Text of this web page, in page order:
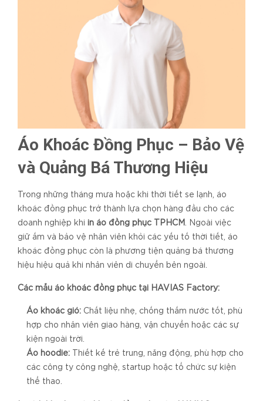
Áo Khoác Đồng Phục – Bảo Vệ
và Quảng Bá Thương Hiệu
Trong những tháng mưa hoặc khi thời tiết se lạnh, áo
khoác đồng phục trở thành lựa chọn hàng đầu cho các
doanh nghiệp khi
in áo đồng phục TPHCM. Ngoài việc
giữ ấm và bảo vệ nhân viên khỏi các yếu tố thời tiết, áo
khoác đồng phục còn là phương tiện quảng bá thương
hiệu hiệu quả khi nhân viên di chuyển bên ngoài.
Các mẫu áo khoác đồng phục tại HAVIAS Factory:
Áo khoác gió: Chất liệu nhẹ, chống thấm nước tốt, phù
hợp cho nhân viên giao hàng, vận chuyển hoặc các sự
kiện ngoài trời.
Áo hoodie: Thiết kế trẻ trung, năng động, phù hợp cho
các công ty công nghệ, startup hoặc tổ chức sự kiện
thể thao.